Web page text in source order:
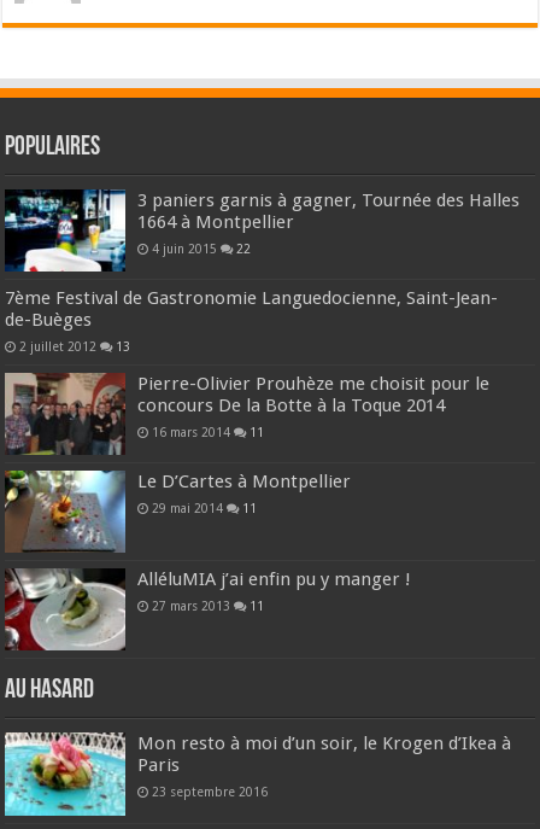
Populaires
3 paniers garnis à gagner, Tournée des Halles
1664 à Montpellier
4 juin 2015 22
7ème Festival de Gastronomie Languedocienne, Saint-Jean-
de-Buèges
2 juillet 2012 13
Pierre-Olivier Prouhèze me choisit pour le
concours De la Botte à la Toque 2014
16 mars 2014 11
Le D’Cartes à Montpellier
29 mai 2014 11
AlléluMIA j’ai enfin pu y manger !
27 mars 2013 11
Au hasard
Mon resto à moi d’un soir, le Krogen d’Ikea à
Paris
23 septembre 2016